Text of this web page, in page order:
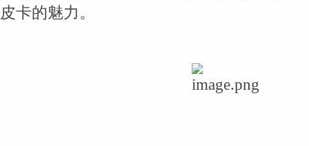
皮卡的魅力。